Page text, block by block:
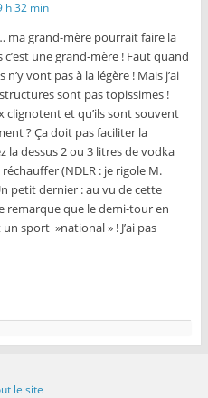
h 32 min
ma grand-mère pourrait faire la
une grand-mère ! Faut quand
vont pas à la légère ! Mais j’ai
sont pas topissimes !
clignotent et qu’ils sont souvent
? Ça doit pas faciliter la
la dessus 2 ou 3 litres de vodka
(NDLR : je rigole M.
petit dernier : au vu de cette
remarque que le demi-tour en
sport »national » ! J’ai pas
le site